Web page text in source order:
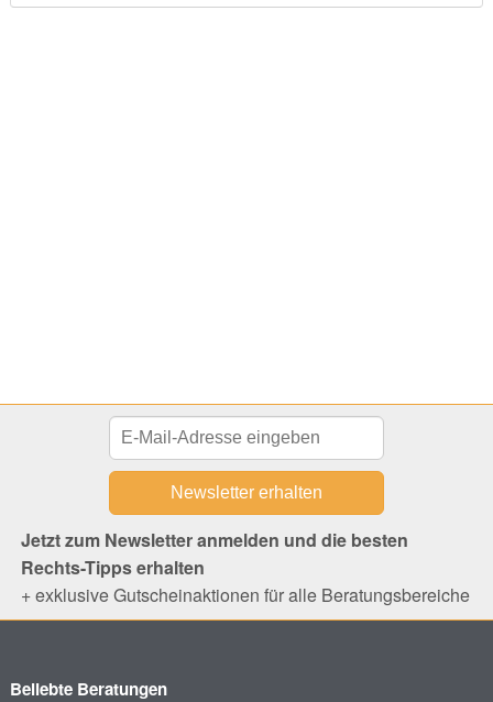
Jetzt zum Newsletter anmelden und die besten
Rechts-Tipps erhalten
+ exklusive Gutscheinaktionen für alle Beratungsbereiche
Beliebte Beratungen